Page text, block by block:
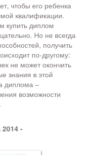
чтобы его ребенка
квалификации.
купить диплом
Но не всегда
получить
по-другому:
не может окончить
знания в этой
диплома –
возможности
-